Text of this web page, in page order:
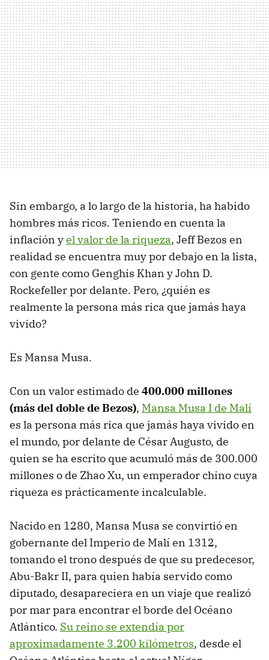
Sin embargo, a lo largo de la historia, ha habido
hombres más ricos. Teniendo en cuenta la
inflación yel valor de la riqueza, Jeff Bezos en
realidad se encuentra muy por debajo en la lista,
con gente como Genghis Khan y John D.
Rockefeller por delante. Pero, ¿quién es
realmente la persona más rica que jamás haya
vivido?
Es Mansa Musa.
Con un valor estimado de 400.000 millones
(más del doble de Bezos), Mansa Musa I de Malí
es la persona más rica que jamás haya vivido en
el mundo, por delante de César Augusto, de
quien se ha escrito que acumuló más de 300.000
millones o de Zhao Xu, un emperador chino cuya
riqueza es prácticamente incalculable.
Nacido en 1280, Mansa Musa se convirtió en
gobernante del Imperio de Malí en 1312,
tomando el trono después de que su predecesor,
Abu-Bakr II, para quien había servido como
diputado, desapareciera en un viaje que realizó
por mar para encontrar el borde del Océano
Atlántico. Su reino se extendía por
aproximadamente 3.200 kilómetros, desde el